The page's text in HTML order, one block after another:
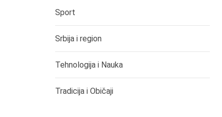
Sport
Srbija i region
Tehnologija i Nauka
Tradicija i Običaji